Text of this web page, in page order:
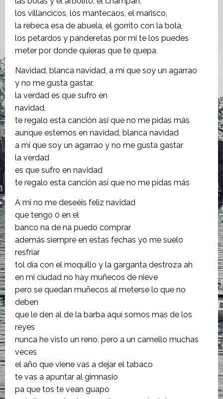
los villancicos, los mantecaos, el marisco,
la rebeca esa de abuela, el gorrito con la bola,
los petardos y panderetas por mi te los puedes
meter por donde quieras que te quepa
Navidad, blanca navidad, a mí que soy un agarrao
y no me gusta gastar,
la verdad es que sufro en
navidad,
te regalo esta canción así que no me pidas más
aunque estemos en navidad, blanca navidad
a mí que soy un agarrao y no me gusta gastar
la verdad
es que sufro en navidad
te regalo esta canción así que no me pidas más
A mi no me deseéis feliz navidad
que tengo 0 en el
banco na de na puedo comprar
además siempre en estas fechas yo me suelo
resfriar
tol día con el moquillo y la garganta destroza ah
en mi ciudad no hay muñecos de nieve
pero se quedan muñecos al meterse lo que no
deben
que le den al de la barba aquí somos mas de los
reyes
nunca he visto un reno, pero a un camello muchas
veces
el año que viene vas a dejar el tabaco
te vas a apuntar al gimnasio
pa que tos te vean guapo